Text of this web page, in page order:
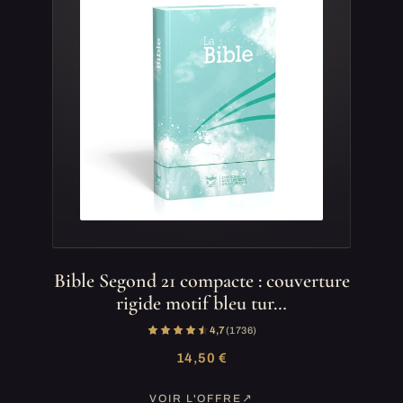
Bible Segond 21 compacte : couverture
rigide motif bleu tur…
4,7(1 736)
14,50 €
VOIR L'OFFRE